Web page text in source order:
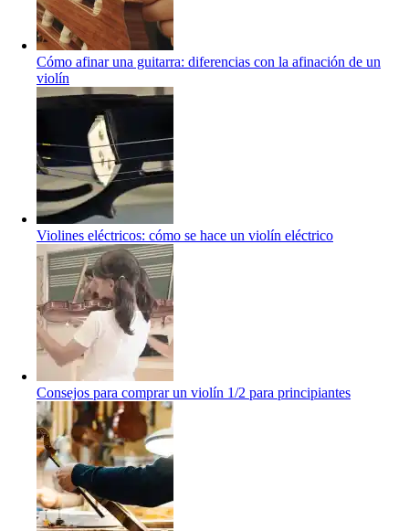
Cómo afinar una guitarra: diferencias con la afinación de un
violín
Violines eléctricos: cómo se hace un violín eléctrico
Consejos para comprar un violín 1/2 para principiantes